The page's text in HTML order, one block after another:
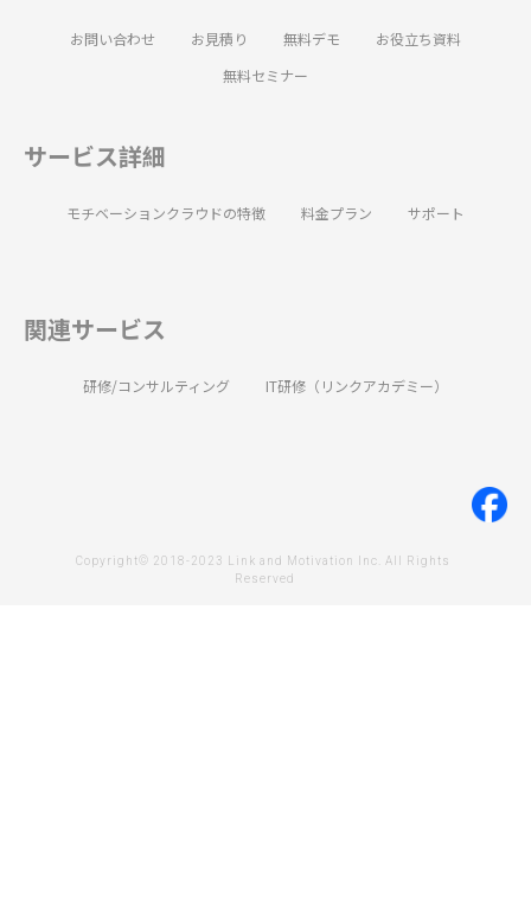
お問い合わせ お見積り 無料デモ
お役立ち資料
無料セミナー
サービス詳細
モチベーションクラウドの特徴 料金プラン サポート
関連サービス
研修/コンサルティング IT研修（リンクアカデミー）
Copyright© 2018-2023 Link and Motivation Inc. All Rights
Reserved